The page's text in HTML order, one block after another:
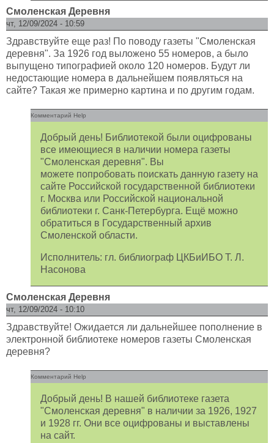
Смоленская Деревня
чт, 12/09/2024 - 10:59
Здравствуйте еще раз! По поводу газеты "Смоленская
деревня". За 1926 год выложено 55 номеров, а было
выпущено типографией около 120 номеров. Будут ли
недостающие номера в дальнейшем появляться на
сайте? Такая же примерно картина и по другим годам.
Комментарий Help
Добрый день! Библиотекой были оцифрованы
все имеющиеся в наличии номера газеты
"Смоленская деревня". Вы
можете попробовать поискать данную газету на
сайте Российской государственной библиотеки
г. Москва или Российской национальной
библиотеки г. Санк-Петербурга. Ещё можно
обратиться в Государственный архив
Смоленской области.
Исполнитель: гл. библиограф ЦКБиИБО Т. Л.
Насонова
Смоленская Деревня
чт, 12/09/2024 - 10:10
Здравствуйте! Ожидается ли дальнейшее пополнение в
электронной библиотеке номеров газеты Смоленская
деревня?
Комментарий Help
Добрый день! В нашей библиотеке газета
"Смоленская деревня" в наличии за 1926, 1927
и 1928 гг. Они все оцифрованы и выставлены
на сайт.